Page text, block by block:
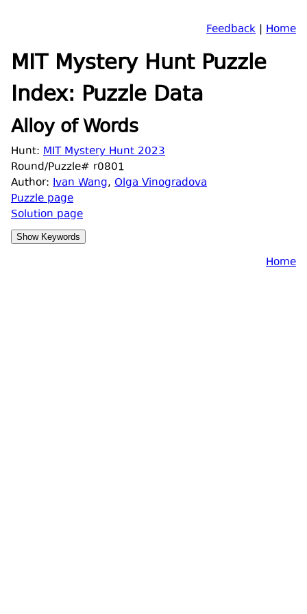
Feedback | Home
MIT Mystery Hunt Puzzle
Index: Puzzle Data
Alloy of Words
Hunt: MIT Mystery Hunt 2023
Round/Puzzle# r0801
Author: Ivan Wang, Olga Vinogradova
Puzzle page
Solution page
Home